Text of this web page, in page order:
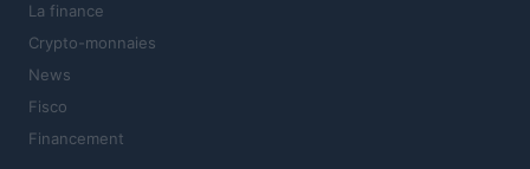
La finance
Crypto-monnaies
News
Fisco
Financement